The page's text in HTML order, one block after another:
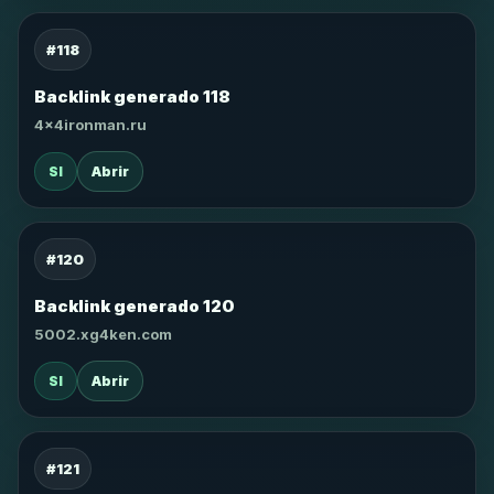
#118
Backlink generado 118
4x4ironman.ru
SI Abrir
#120
Backlink generado 120
5002.xg4ken.com
SI Abrir
#121